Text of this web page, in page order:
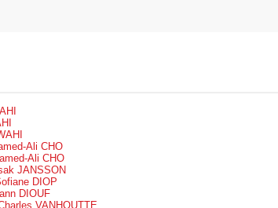
Ali CHO
Ali CHO
JANSSON
DIOP
DIOUF
VANHOUTTE